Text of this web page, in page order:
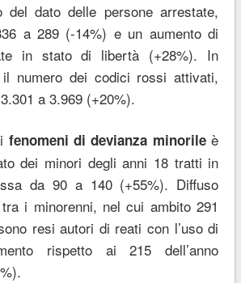
del dato delle persone arrestate,
a 289 (-14%) e un aumento di
in stato di libertà (+28%). In
il numero dei codici rossi attivati,
a 3.969 (+20%).
fenomeni di devianza minorileè
dei minori degli anni 18 tratti in
da 90 a 140 (+55%). Diffuso
i minorenni, nel cui ambito 291
resi autori di reati con l’uso di
rispetto ai 215 dell’anno